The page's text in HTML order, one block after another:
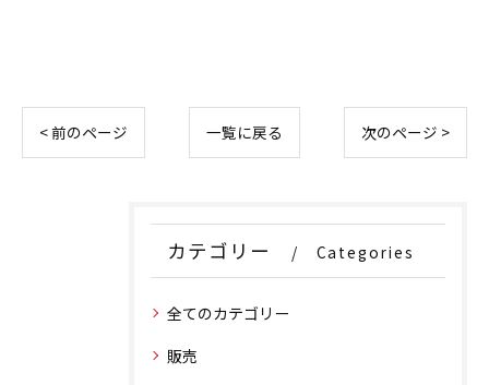
< 前のページ 一覧に戻る 次のページ >
カテゴリー Categories
全てのカテゴリー
販売